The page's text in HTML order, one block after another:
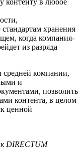
контенту в любое
хранения
когда компания-
из разряда
средней компании,
и
позволить
контента, в целом
ценной
DIRECTUM